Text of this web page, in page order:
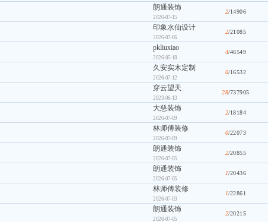
朗通装饰
2026-07-15
2/14906
印象水仙设计
2026-07-06
2/21085
pkliuxiao
2026-05-18
4/46549
久安实木定制
2026-07-12
0/16532
穿云望天
2023-06-13
28/737905
大慈装饰
2026-07-09
2/18184
林师傅装修
2026-07-09
0/22073
朗通装饰
2026-07-05
2/20855
朗通装饰
2026-07-05
1/20436
林师傅装修
2026-07-03
1/22861
朗通装饰
2026-07-05
2/20215